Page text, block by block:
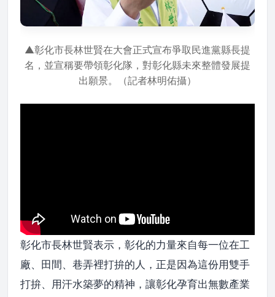
▲彰化市長林世賢在大會正式宣布爭取民進黨縣長提
名，並宣稱要帶領彰化隊，對彰化縣未來整體發展提
出願景。（記者林明佑攝）
彰化市長林世賢表示，彰化的力量來自每一位在工
廠、田間、巷弄裡打拚的人，正是因為這份用雙手
打拚、用汗水築夢的精神，讓彰化孕育出無數產業